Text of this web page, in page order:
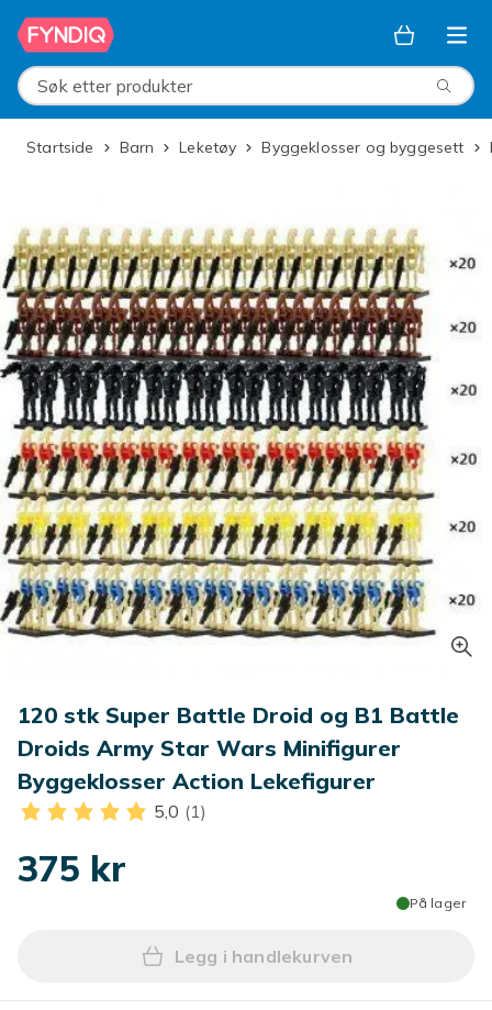
Hopp til hovedinnhold
Søk etter produkter
Startside Barn Leketøy Byggeklosser og byggesett
120 stk Super Battle Droid og B1 Battle
Droids Army Star Wars Minifigurer
Byggeklosser Action Lekefigurer
5,0 (1)
375 kr
På lager
Legg 120 stk Super Battle
Legg i handlekurven